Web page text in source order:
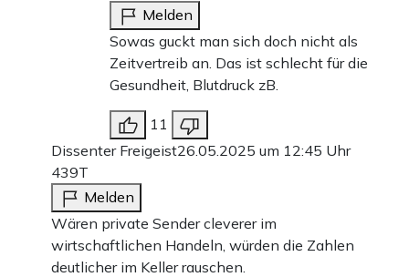
Melden
Sowas guckt man sich doch nicht als
Zeitvertreib an. Das ist schlecht für die
Gesundheit, Blutdruck zB.
11
Dissenter Freigeist26.05.2025 um 12:45 Uhr
439T
Melden
Wären private Sender cleverer im
wirtschaftlichen Handeln, würden die Zahlen
deutlicher im Keller rauschen.